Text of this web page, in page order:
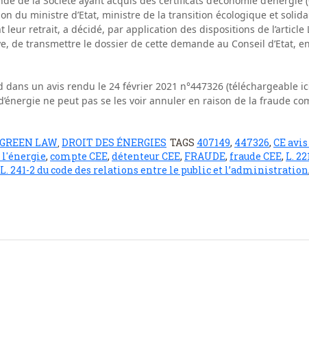
du ministre d’Etat, ministre de la transition écologique et
leur retrait, a décidé, par application des dispositions de l’article
de transmettre le dossier de cette demande au Conseil d’Etat,
dans un avis rendu le 24 février 2021 n°447326 (téléchargeable
ne peut pas se les voir annuler en raison de la fraude
LAW DROIT DES ÉNERGIES TAGS 407149, 447326, CE
l'énergie, compte CEE, détenteur CEE, FRAUDE, fraude CEE, L.
L. 241-2 du code des relations entre le public et l’administration,